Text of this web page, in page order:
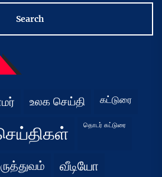
உலக செய்தி கட்டுரை
செய்திகள் தொடர் கட்டுரை
மருத்துவம் வீடியோ